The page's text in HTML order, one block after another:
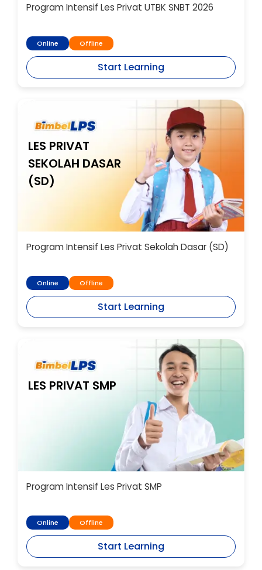
Program Intensif Les Privat UTBK SNBT 2026
Online Offline
Start Learning
LES PRIVAT
SEKOLAH DASAR
(SD)
Program Intensif Les Privat Sekolah Dasar (SD)
Online Offline
Start Learning
LES PRIVAT SMP
Program Intensif Les Privat SMP
Online Offline
Start Learning